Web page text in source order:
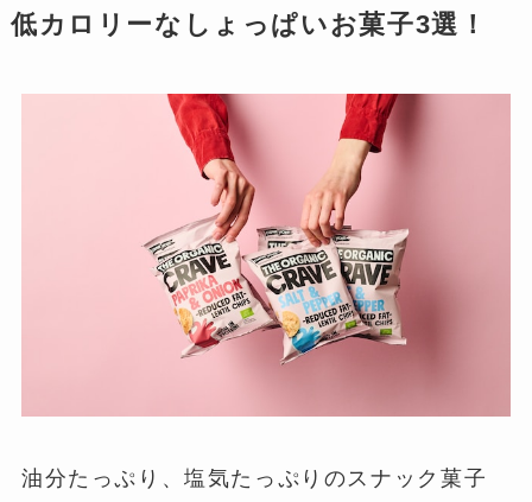
低カロリーなしょっぱいお菓子3選！
油分たっぷり、塩気たっぷりのスナック菓子